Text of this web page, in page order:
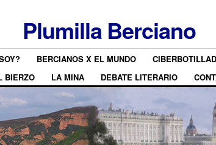
Plumilla Berciano
BERCIANOS X EL MUNDO
BIERZO
LA MINA DEBATE LITERARIO